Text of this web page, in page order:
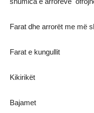
Farat dhe arrorët me më
Farat e kungullit
Kikirikët
Bajamet